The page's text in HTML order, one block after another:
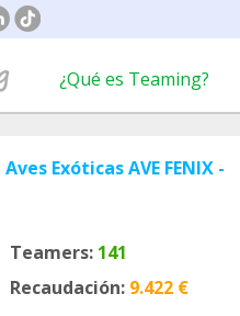
¿Qué es Teaming?
Exóticas AVE FENIX -
Teamers: 141
Recaudación: 9.422 €